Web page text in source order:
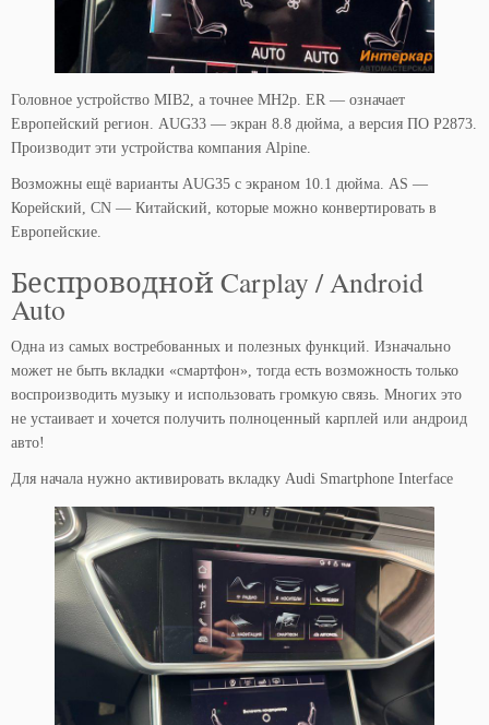
Головное устройство MIB2, а точнее MH2p. ER — означает
Европейский регион. AUG33 — экран 8.8 дюйма, а версия ПО P2873.
Производит эти устройства компания Alpine.
Возможны ещё варианты AUG35 с экраном 10.1 дюйма. AS —
Корейский, CN — Китайский, которые можно конвертировать в
Европейские.
Беспроводной Carplay / Android
Auto
Одна из самых востребованных и полезных функций. Изначально
может не быть вкладки «смартфон», тогда есть возможность только
воспроизводить музыку и использовать громкую связь. Многих это
не устаивает и хочется получить полноценный карплей или андроид
авто!
Для начала нужно активировать вкладку Audi Smartphone Interface